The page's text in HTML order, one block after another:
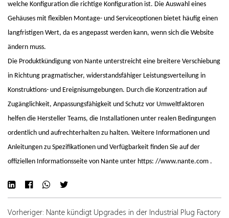
welche Konfiguration die richtige Konfiguration ist. Die Auswahl eines
Gehäuses mit flexiblen Montage- und Serviceoptionen bietet häufig einen
langfristigen Wert, da es angepasst werden kann, wenn sich die Website
ändern muss.
Die Produktkündigung von Nante unterstreicht eine breitere Verschiebung
in Richtung pragmatischer, widerstandsfähiger Leistungsverteilung in
Konstruktions- und Ereignisumgebungen. Durch die Konzentration auf
Zugänglichkeit, Anpassungsfähigkeit und Schutz vor Umweltfaktoren
helfen die Hersteller Teams, die Installationen unter realen Bedingungen
ordentlich und aufrechterhalten zu halten. Weitere Informationen und
Anleitungen zu Spezifikationen und Verfügbarkeit finden Sie auf der
offiziellen Informationsseite von Nante unter https: //www.nante.com .
Vorheriger: Nante kündigt Upgrades in der Industrial Plug Factory